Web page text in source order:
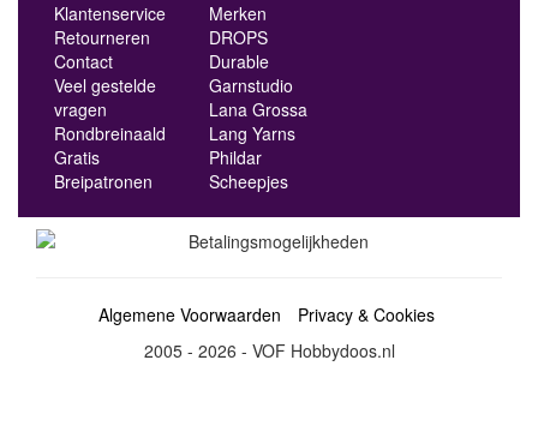
Klantenservice
Retourneren
Contact
Veel gestelde
vragen
Rondbreinaald
Gratis
Breipatronen
Merken
DROPS
Durable
Garnstudio
Lana Grossa
Lang Yarns
Phildar
Scheepjes
Algemene Voorwaarden
Privacy & Cookies
2005 - 2026 - VOF Hobbydoos.nl